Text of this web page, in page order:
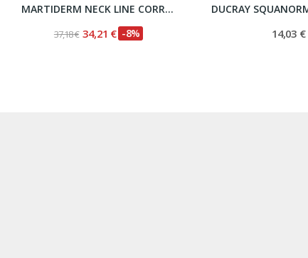
MARTIDERM NECK LINE CORRECT SERUM CREMA CUELLO...
37,18 € 34,21 € -8% 14,03 €